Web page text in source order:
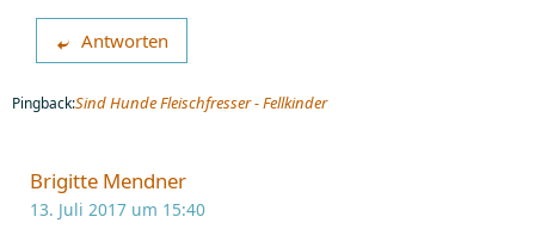
Antworten
Pingback:Sind Hunde Fleischfresser - Fellkinder
Brigitte Mendner
13. Juli 2017 um 15:40